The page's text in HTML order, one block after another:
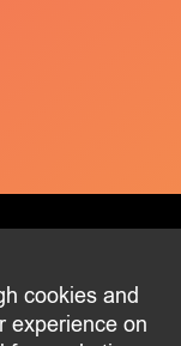
cookies and
experience on